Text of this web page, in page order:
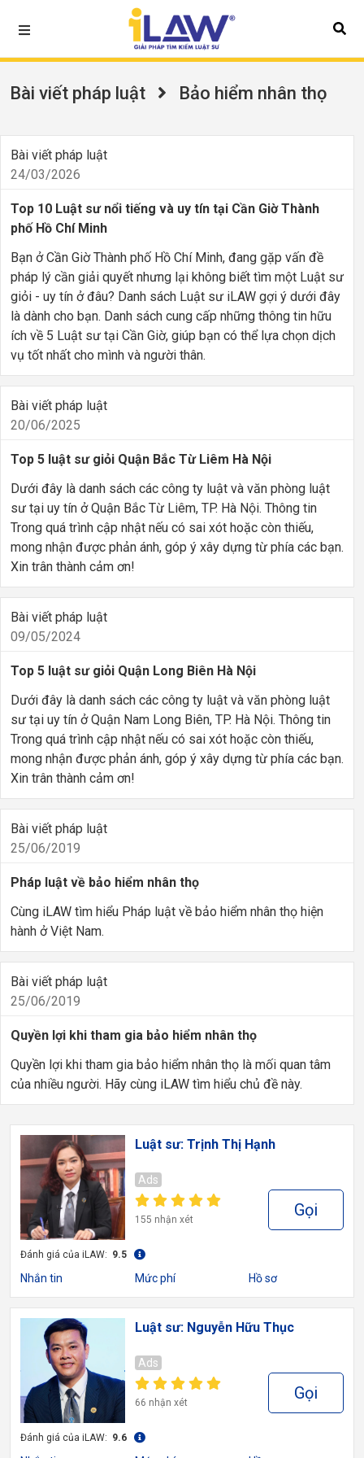
Bài viết pháp luật Bảo hiểm nhân thọ
Bài viết pháp luật
24/03/2026
Top 10 Luật sư nổi tiếng và uy tín tại Cần Giờ Thành
phố Hồ Chí Minh
Bạn ở Cần Giờ Thành phố Hồ Chí Minh, đang gặp vấn đề
pháp lý cần giải quyết nhưng lại không biết tìm một Luật sư
giỏi - uy tín ở đâu? Danh sách Luật sư iLAW gợi ý dưới đây
là dành cho bạn. Danh sách cung cấp những thông tin hữu
ích về 5 Luật sư tại Cần Giờ, giúp bạn có thể lựa chọn dịch
vụ tốt nhất cho mình và người thân.
Bài viết pháp luật
20/06/2025
Top 5 luật sư giỏi Quận Bắc Từ Liêm Hà Nội
Dưới đây là danh sách các công ty luật và văn phòng luật
sư tại uy tín ở Quận Bắc Từ Liêm, TP. Hà Nội. Thông tin
Trong quá trình cập nhật nếu có sai xót hoặc còn thiếu,
mong nhận được phản ánh, góp ý xây dựng từ phía các bạn.
Xin trân thành cảm ơn!
Bài viết pháp luật
09/05/2024
Top 5 luật sư giỏi Quận Long Biên Hà Nội
Dưới đây là danh sách các công ty luật và văn phòng luật
sư tại uy tín ở Quận Nam Long Biên, TP. Hà Nội. Thông tin
Trong quá trình cập nhật nếu có sai xót hoặc còn thiếu,
mong nhận được phản ánh, góp ý xây dựng từ phía các bạn.
Xin trân thành cảm ơn!
Bài viết pháp luật
25/06/2019
Pháp luật về bảo hiểm nhân thọ
Cùng iLAW tìm hiểu Pháp luật về bảo hiểm nhân thọ hiện
hành ở Việt Nam.
Bài viết pháp luật
25/06/2019
Quyền lợi khi tham gia bảo hiểm nhân thọ
Quyền lợi khi tham gia bảo hiểm nhân thọ là mối quan tâm
của nhiều người. Hãy cùng iLAW tìm hiểu chủ đề này.
Luật sư: Trịnh Thị Hạnh
Ads
155 nhận xét Gọi
Đánh giá của iLAW: 9.5
Nhắn tin Mức phí Hồ sơ
Luật sư: Nguyễn Hữu Thục
Ads
66 nhận xét Gọi
Đánh giá của iLAW: 9.6